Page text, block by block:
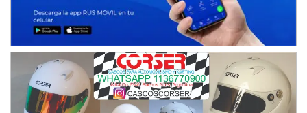
Humboldt (Santa Fe)
Ciudad de Avellaneda (Asfalto)
Avellaneda (Santa Fe)
SUR SANTAFESINO - F4
José Samuel Sánchez (Tierra)